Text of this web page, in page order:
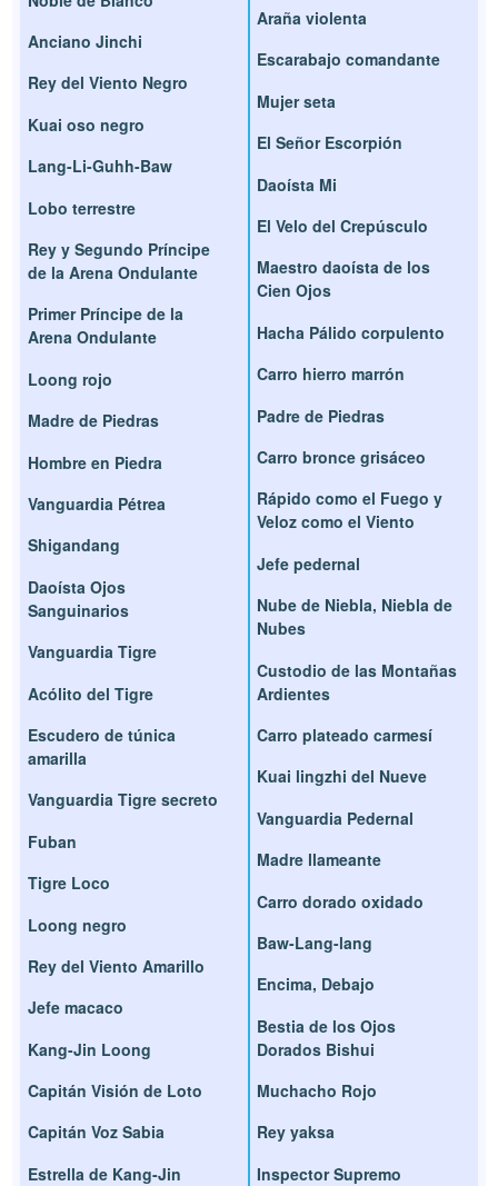
Anciano Jinchi
Rey del Viento Negro
Kuai oso negro
Lang-Li-Guhh-Baw
Lobo terrestre
Rey y Segundo Príncipe
de la Arena Ondulante
Primer Príncipe de la
Arena Ondulante
Loong rojo
Madre de Piedras
Hombre en Piedra
Vanguardia Pétrea
Shigandang
Daoísta Ojos
Sanguinarios
Vanguardia Tigre
Acólito del Tigre
Escudero de túnica
amarilla
Vanguardia Tigre secreto
Fuban
Tigre Loco
Loong negro
Rey del Viento Amarillo
Jefe macaco
Kang-Jin Loong
Capitán Visión de Loto
Capitán Voz Sabia
Estrella de Kang-Jin
Araña violenta
Escarabajo comandante
Mujer seta
El Señor Escorpión
Daoísta Mi
El Velo del Crepúsculo
Maestro daoísta de los
Cien Ojos
Hacha Pálido corpulento
Carro hierro marrón
Padre de Piedras
Carro bronce grisáceo
Rápido como el Fuego y
Veloz como el Viento
Jefe pedernal
Nube de Niebla, Niebla de
Nubes
Custodio de las Montañas
Ardientes
Carro plateado carmesí
Kuai lingzhi del Nueve
Vanguardia Pedernal
Madre llameante
Carro dorado oxidado
Baw-Lang-lang
Encima, Debajo
Bestia de los Ojos
Dorados Bishui
Muchacho Rojo
Rey yaksa
Inspector Supremo